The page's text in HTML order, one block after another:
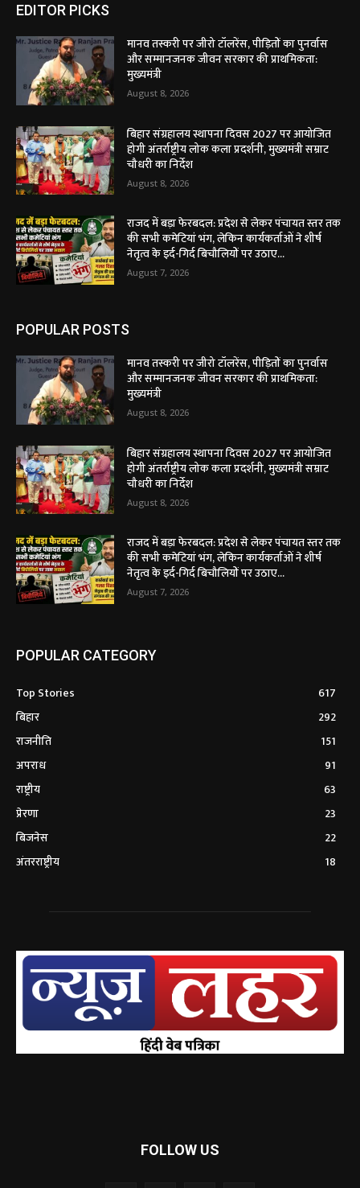
EDITOR PICKS
मानव तस्करी पर जीरो टॉलरेंस, पीड़ितों का पुनर्वास
और सम्मानजनक जीवन सरकार की प्राथमिकता:
मुख्यमंत्री
August 8, 2026
बिहार संग्रहालय स्थापना दिवस 2027 पर आयोजित
होगी अंतर्राष्ट्रीय लोक कला प्रदर्शनी, मुख्यमंत्री सम्राट
चौधरी का निर्देश
August 8, 2026
राजद में बड़ा फेरबदल: प्रदेश से लेकर पंचायत स्तर तक
की सभी कमेटियां भंग, लेकिन कार्यकर्ताओं ने शीर्ष
नेतृत्व के इर्द-गिर्द बिचौलियों पर उठाए...
August 7, 2026
POPULAR POSTS
मानव तस्करी पर जीरो टॉलरेंस, पीड़ितों का पुनर्वास
और सम्मानजनक जीवन सरकार की प्राथमिकता:
मुख्यमंत्री
August 8, 2026
बिहार संग्रहालय स्थापना दिवस 2027 पर आयोजित
होगी अंतर्राष्ट्रीय लोक कला प्रदर्शनी, मुख्यमंत्री सम्राट
चौधरी का निर्देश
August 8, 2026
राजद में बड़ा फेरबदल: प्रदेश से लेकर पंचायत स्तर तक
की सभी कमेटियां भंग, लेकिन कार्यकर्ताओं ने शीर्ष
नेतृत्व के इर्द-गिर्द बिचौलियों पर उठाए...
August 7, 2026
POPULAR CATEGORY
Top Stories
617
बिहार
292
राजनीति
151
अपराध
91
राष्ट्रीय
63
प्रेरणा
23
बिजनेस
22
अंतरराष्ट्रीय
18
FOLLOW US